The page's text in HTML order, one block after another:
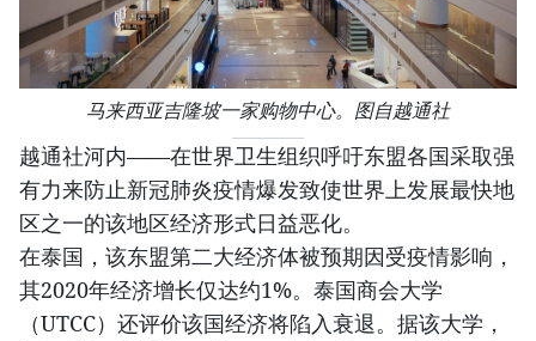
马来西亚吉隆坡一家购物中心。图自越通社
越通社河内——在世界卫生组织呼吁东盟各国采取强
有力来防止新冠肺炎疫情爆发致使世界上发展最快地
区之一的该地区经济形式日益恶化。
在泰国，该东盟第二大经济体被预期因受疫情影响，
其2020年经济增长仅达约1%。泰国商会大学
（UTCC）还评价该国经济将陷入衰退。据该大学，